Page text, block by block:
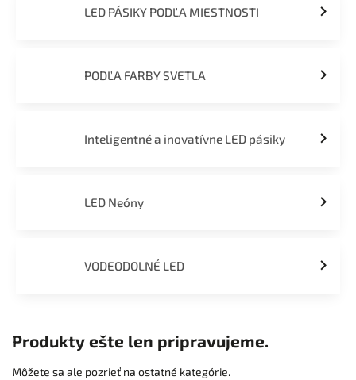
LED PÁSIKY PODĽA MIESTNOSTI
PODĽA FARBY SVETLA
Inteligentné a inovatívne LED pásiky
LED Neóny
VODEODOLNÉ LED
Produkty ešte len pripravujeme.
Môžete sa ale pozrieť na ostatné kategórie.